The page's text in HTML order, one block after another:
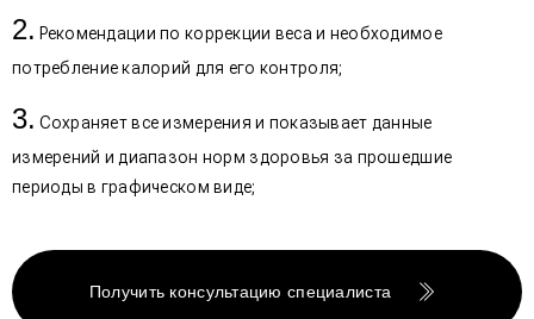
Рекомендации по коррекции веса и необходимое
потребление калорий для его контроля;
Сохраняет все измерения и показывает данные
измерений и диапазон норм здоровья за прошедшие
периоды в графическом виде;
Получить консультацию специалиста